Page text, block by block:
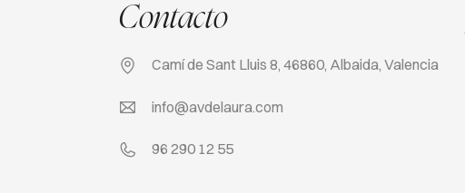
Contacto
Camí de Sant Lluis 8, 46860, Albaida, Valencia
info@avdelaura.com
96 290 12 55